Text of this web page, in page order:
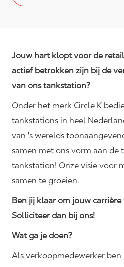
Jouw hart klopt voor de
actief betrokken zijn bij de
van ons tankstation?
Onder het merk Circle K
tankstations in heel
van 's werelds
samen met ons vorm aan de
tankstation! Onze visie voor
samen te groeien.
Ben jij klaar om jouw
Solliciteer dan bij ons!
Wat ga je doen?
Als verkoopmedewerker